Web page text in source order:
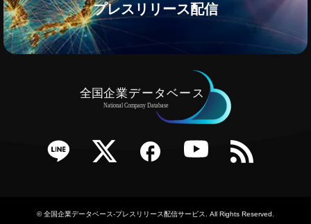
プレスリリース配信
Twitter Facebook YouTube RSS
©全国企業データベース-プレスリリース配信サービス . All Rights Reserved.